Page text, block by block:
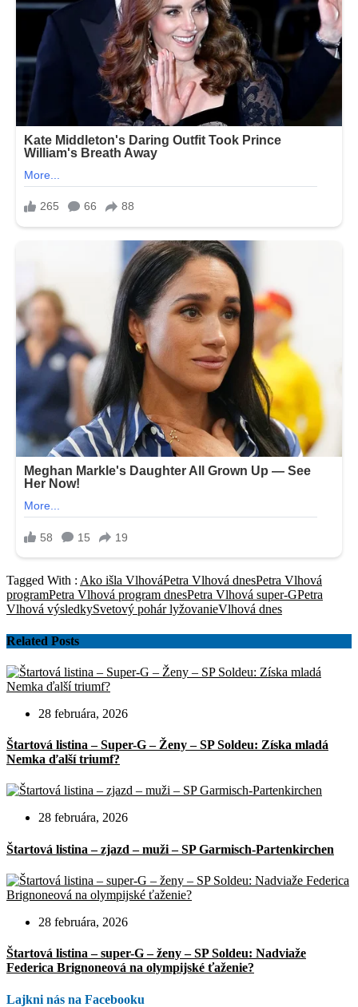
Tagged With : Ako išla VlhováPetra Vlhová dnesPetra Vlhová
programPetra Vlhová program dnesPetra Vlhová super-GPetra
Vlhová výsledkySvetový pohár lyžovanieVlhová dnes
Related Posts
28 februára, 2026
Štartová listina – Super-G – Ženy – SP Soldeu: Získa mladá
Nemka ďalší triumf?
28 februára, 2026
Štartová listina – zjazd – muži – SP Garmisch-Partenkirchen
28 februára, 2026
Štartová listina – super-G – ženy – SP Soldeu: Nadviaže
Federica Brignoneová na olympijské ťaženie?
Lajkni nás na Facebooku